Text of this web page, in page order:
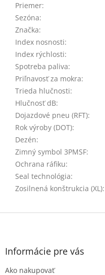
Priemer:
Sezóna:
Značka:
Index nosnosti:
Index rýchlosti:
Spotreba paliva:
Priľnavosť za mokra:
Trieda hlučnosti:
Hlučnosť dB:
Dojazdové pneu (RFT):
Rok výroby (DOT):
Dezén:
Zimný symbol 3PMSF:
Ochrana ráfiku:
Seal technológia:
Zosilnená konštrukcia (XL):
Z
Informácie pre vás
Ako nakupovať